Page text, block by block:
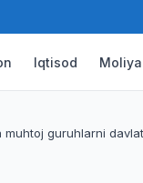
Iqtisod Moliya
muhtoj guruhlarni